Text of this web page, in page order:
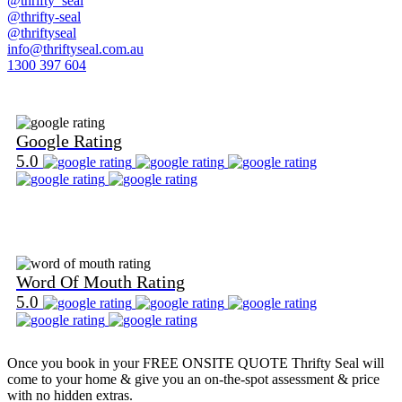
@thrifty-seal
@thriftyseal
info@thriftyseal.com.au
1300 397 604
Google Rating
5.0
Word Of Mouth Rating
5.0
Once you book in yourFREE ONSITE QUOTE Thrifty Seal will
come to your home & give you an on-the-spot assessment & price
with no hidden extras.